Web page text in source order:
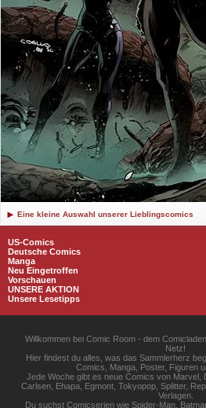
Eine kleine Auswahl unserer Lieblingscomics
US-Comics
Deutsche Comics
Manga
Neu Eingetroffen
Vorschauen
UNSERE AKTION
Unsere Lesetipps
Willkommen bei Comic Room - dem
Netz!
Hier findest du alles, was das Sammlerherz
Comics, Manga, Poster, Figuren
Jede Woche gibt es neue Comics von Marvel,
Carlsen, Ehapa, Egmont, Tokyopop, Splitter,
Verlagen.
Du suchst Comicserien wie Spider-Man,